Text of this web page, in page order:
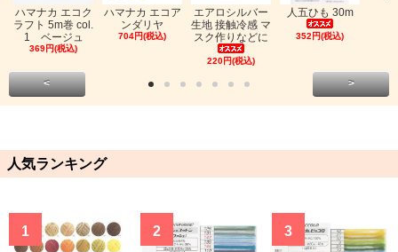
ハマナカ エコク
ラフト 5m巻 col.
1 ベージュ
369円(税込)
ハマナカ エコア
ンダリヤ
704円(税込)
エアロシルバー
生地 接触冷感 マ
スク作りなどに
220円(税込)
人五ひも 30m
352円(税込)
< >
人気ランキング
1 2 3